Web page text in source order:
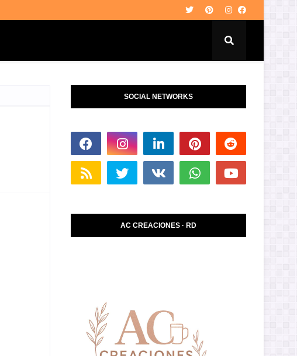
SOCIAL NETWORKS
AC CREACIONES · RD